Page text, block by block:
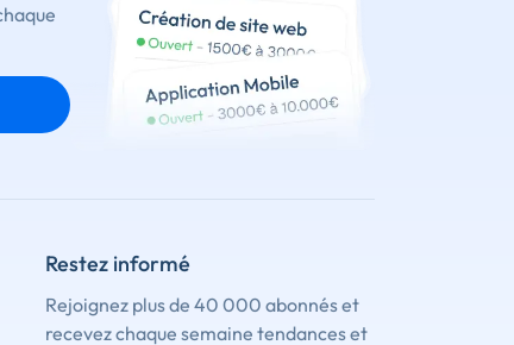
Restez informé
Rejoignez plus de 40 000 abonnés et
recevez chaque semaine tendances et